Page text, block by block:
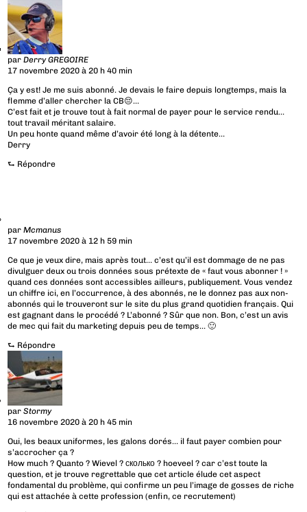
parDerry GREGOIRE
17 novembre 2020 à 20 h 40 min
Ça y est! Je me suis abonné. Je devais le faire depuis longtemps, mais la
flemme d’aller chercher la CB😔…
C’est fait et je trouve tout à fait normal de payer pour le service rendu…
tout travail méritant salaire.
Un peu honte quand même d’avoir été long à la détente…
Derry
⮑ Répondre
parMcmanus
17 novembre 2020 à 12 h 59 min
Ce que je veux dire, mais après tout… c’est qu’il est dommage de ne pas
divulguer deux ou trois données sous prétexte de « faut vous abonner ! »
quand ces données sont accessibles ailleurs, publiquement. Vous vendez
un chiffre ici, en l’occurrence, à des abonnés, ne le donnez pas aux non-
abonnés qui le trouveront sur le site du plus grand quotidien français. Qui
est gagnant dans le procédé ? L’abonné ? Sûr que non. Bon, c’est un avis
de mec qui fait du marketing depuis peu de temps… 🙂
⮑ Répondre
parStormy
16 novembre 2020 à 20 h 45 min
Oui, les beaux uniformes, les galons dorés… il faut payer combien pour
s’accrocher ça ?
How much ? Quanto ? Wievel ? сколько ? hoeveel ? car c’est toute la
question, et je trouve regrettable que cet article élude cet aspect
fondamental du problème, qui confirme un peu l’image de gosses de riche
qui est attachée à cette profession (enfin, ce recrutement)